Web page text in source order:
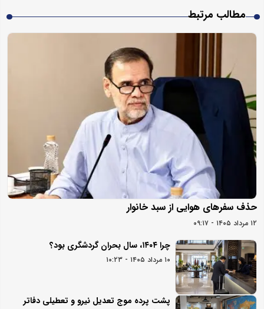
مطالب مرتبط
حذف سفرهای هوایی از سبد خانوار
۱۲ مرداد ۱۴۰۵ - ۰۹:۱۷
چرا ۱۴۰۴، سال بحران گردشگری بود؟
۱۰ مرداد ۱۴۰۵ - ۱۰:۲۳
پشت پرده موج تعدیل نیرو و تعطیلی دفاتر